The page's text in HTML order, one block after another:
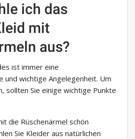
ich das
mit
aus?
ist immer eine
und wichtige Angelegenheit. Um
sollten Sie einige wichtige Punkte
die Rüschenärmel schön
Sie Kleider aus natürlichen